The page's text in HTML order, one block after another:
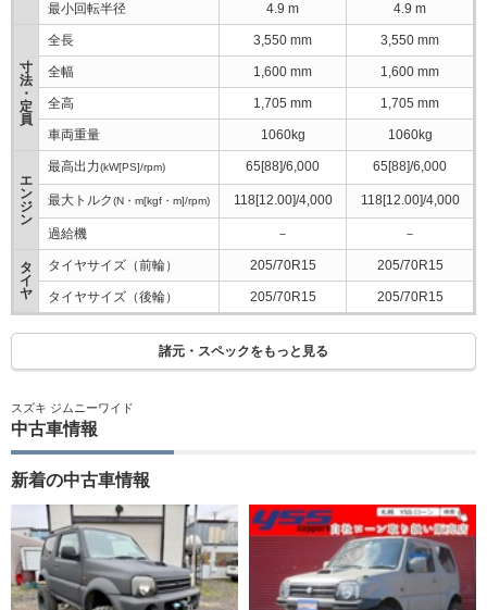
最小回転半径 4.9 m 4.9 m
寸
法
・
定
員
全長 3,550 mm 3,550 mm
全幅 1,600 mm 1,600 mm
全高 1,705 mm 1,705 mm
車両重量 1060kg 1060kg
エ
ン
ジ
ン
最高出力(kW[PS]/rpm) 65[88]/6,000 65[88]/6,000
最大トルク(N・m[kgf・m]/rpm) 118[12.00]/4,000 118[12.00]/4,000
過給機 － －
タ
イ
ヤ
タイヤサイズ（前輪） 205/70R15 205/70R15
タイヤサイズ（後輪） 205/70R15 205/70R15
諸元・スペックをもっと見る
スズキ ジムニーワイド
中古車情報
新着の中古車情報